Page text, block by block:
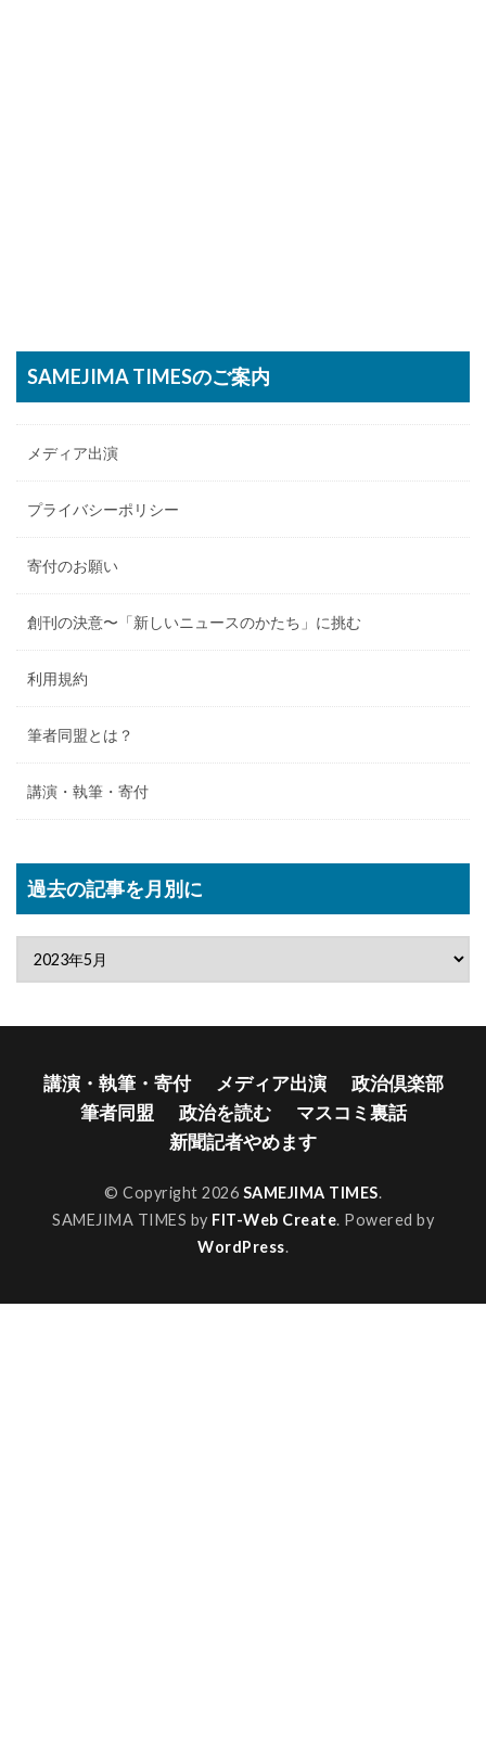
SAMEJIMA TIMESのご案内
メディア出演
プライバシーポリシー
寄付のお願い
創刊の決意〜「新しいニュースのかたち」に挑む
利用規約
筆者同盟とは？
講演・執筆・寄付
過去の記事を月別に
講演・執筆・寄付 メディア出演
政治倶楽部
筆者同盟
政治を読む
マスコミ裏話
新聞記者やめます
© Copyright 2026 SAMEJIMA TIMES.
SAMEJIMA TIMES by FIT-Web Create. Powered by
WordPress.